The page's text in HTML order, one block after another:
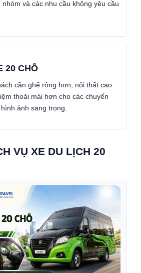
và các nhu cầu không yêu cầu
20 CHỖ
cần ghế rộng hơn, nội thất cao
thoải mái hơn cho các chuyến
ảnh sang trọng.
VỤ XE DU LỊCH 20